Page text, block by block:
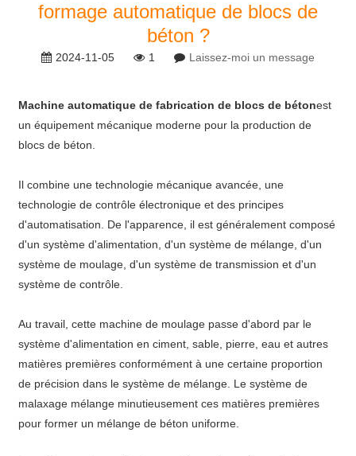
formage automatique de blocs de
béton ?
2024-11-05 1 Laissez-moi un message
Machine automatique de fabrication de blocs de bétonest
un équipement mécanique moderne pour la production de
blocs de béton.
Il combine une technologie mécanique avancée, une
technologie de contrôle électronique et des principes
d'automatisation. De l'apparence, il est généralement composé
d'un système d'alimentation, d'un système de mélange, d'un
système de moulage, d'un système de transmission et d'un
système de contrôle.
Au travail, cette machine de moulage passe d'abord par le
système d'alimentation en ciment, sable, pierre, eau et autres
matières premières conformément à une certaine proportion
de précision dans le système de mélange. Le système de
malaxage mélange minutieusement ces matières premières
pour former un mélange de béton uniforme.